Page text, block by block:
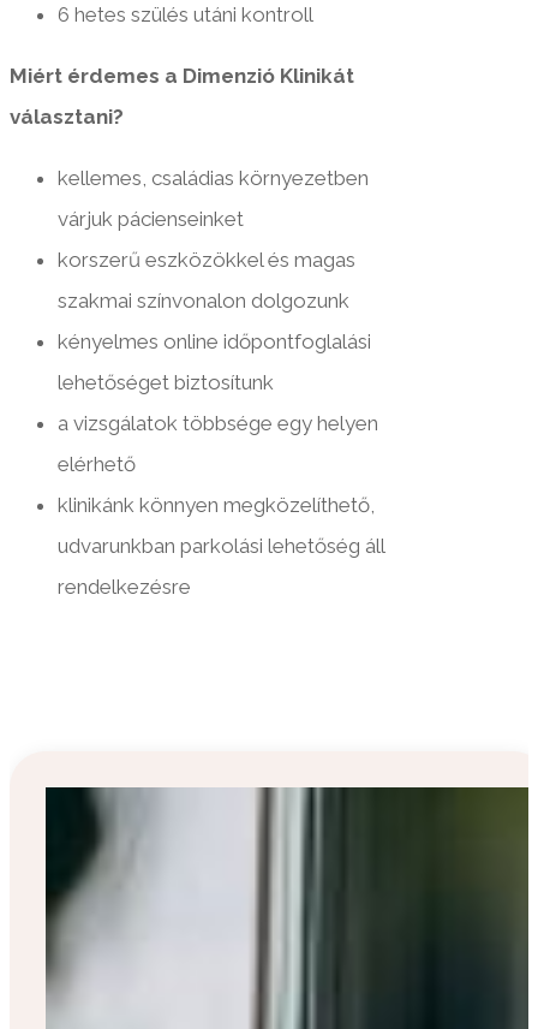
6 hetes szülés utáni kontroll
Miért érdemes a Dimenzió Klinikát
választani?
kellemes, családias környezetben
várjuk pácienseinket
korszerű eszközökkel és magas
szakmai színvonalon dolgozunk
kényelmes online időpontfoglalási
lehetőséget biztosítunk
a vizsgálatok többsége egy helyen
elérhető
klinikánk könnyen megközelíthető,
udvarunkban parkolási lehetőség áll
rendelkezésre